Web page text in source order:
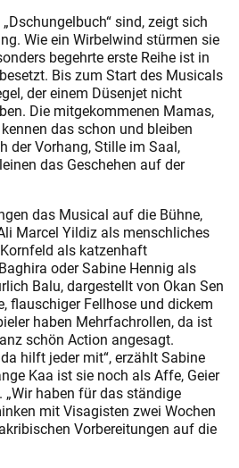
sind, zeigt sich
Wie ein Wirbelwind stürmen sie
begehrte erste Reihe ist in
Bis zum Start des Musicals
der einem Düsenjet nicht
Die mitgekommenen Mamas,
das schon und bleiben
der Vorhang, Stille im Saal,
das Geschehen auf der
das Musical auf die Bühne,
Marcel Yildiz als menschliches
als katzenhaft
oder Sabine Hennig als
Balu, dargestellt von Okan Sen
flauschiger Fellhose und dickem
haben Mehrfachrollen, da ist
schön Action angesagt.
hilft jeder mit“, erzählt Sabine
Kaa ist sie noch als Affe, Geier
haben für das ständige
mit Visagisten zwei Wochen
Vorbereitungen auf die